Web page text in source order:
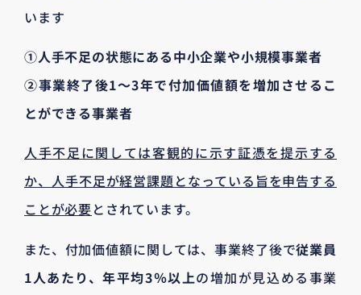
います
①人手不足の状態にある中小企業や小規模事業者
②事業終了後1～3年で付加価値額を増加させるこ
とができる事業者
人手不足に関しては客観的に示す証憑を提示する
か、人手不足が経営課題となっている旨を申告する
ことが必要とされています。
また、付加価値額に関しては、事業終了後で従業員
1人あたり、年平均3％以上の増加が見込める事業